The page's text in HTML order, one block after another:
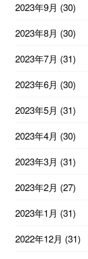
2023年9月 (30)
2023年8月 (30)
2023年7月 (31)
2023年6月 (30)
2023年5月 (31)
2023年4月 (30)
2023年3月 (31)
2023年2月 (27)
2023年1月 (31)
2022年12月 (31)